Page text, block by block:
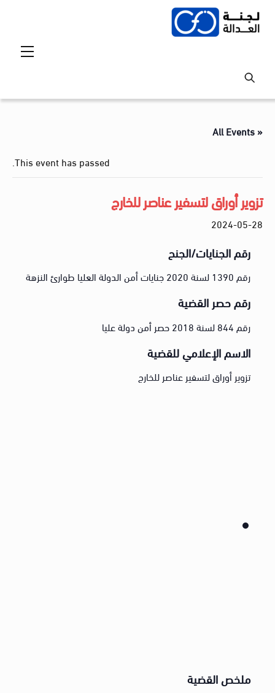
Skip
« All Events
This event has passed.
تزوير أوراق لتسفير عناصر للخارج
2024-05-28
رقم الجنايات/الجنح
رقم 1390 لسنة 2020 جنايات أمن الدولة العليا طوارئ النزهة
رقم حصر القضية
رقم 844 لسنة 2018 حصر أمن دولة عليا
الاسم الإعلامي للقضية
تزوير أوراق لتسفير عناصر للخارج
ملخص القضية